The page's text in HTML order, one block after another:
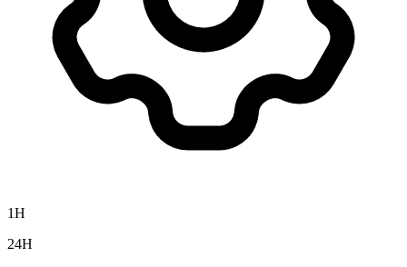
1H
24H